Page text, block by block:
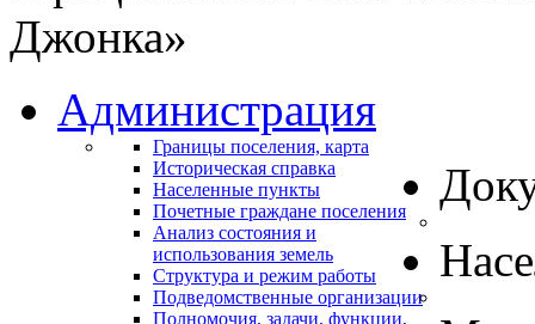
Джонка»
Администрация
Границы поселения, карта
Историческая справка
Населенные пункты
Почетные граждане поселения
Анализ состояния и
использования земель
Структура и режим работы
Подведомственные организации
Полномочия, задачи, функции,